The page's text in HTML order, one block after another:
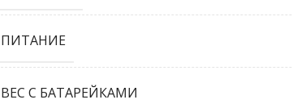
ПИТАНИЕ
ВЕС С БАТАРЕЙКАМИ